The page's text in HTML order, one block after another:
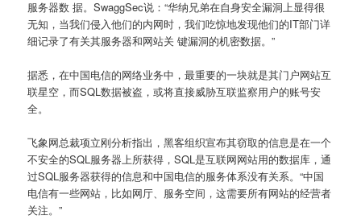
服务器数 据。SwaggSec说：“华纳兄弟在自身安全漏洞上显得很
无知，当我们侵入他们的内网时，我们吃惊地发现他们的IT部门详
细记录了有关其服务器和网站关 键漏洞的机密数据。”
据悉，在中国电信的网络业务中，最重要的一块就是其门户网站互
联星空，而SQL数据被盗，或将直接威胁互联监察用户的账号安
全。
飞象网总裁项立刚分析指出，黑客组织宣布其窃取的信息是在一个
不安全的SQL服务器上所获得，SQL是互联网网站用的数据库，通
过SQL服务器获得的信息和中国电信的服务体系没有关系。“中国
电信有一些网站，比如网厅、服务空间，这需要所有网站的经营者
关注。”